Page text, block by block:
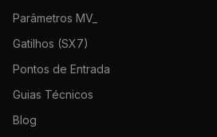
Parâmetros MV_
Gatilhos (SX7)
Pontos de Entrada
Guias Técnicos
Blog